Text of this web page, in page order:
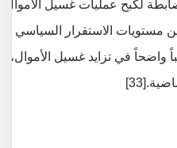
الربط بين مستويات الاستقرار
واضحاً في تزايد غسيل الأموال،